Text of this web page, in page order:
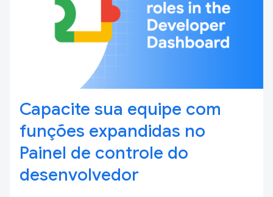
Capacite sua equipe com
funções expandidas no
Painel de controle do
desenvolvedor